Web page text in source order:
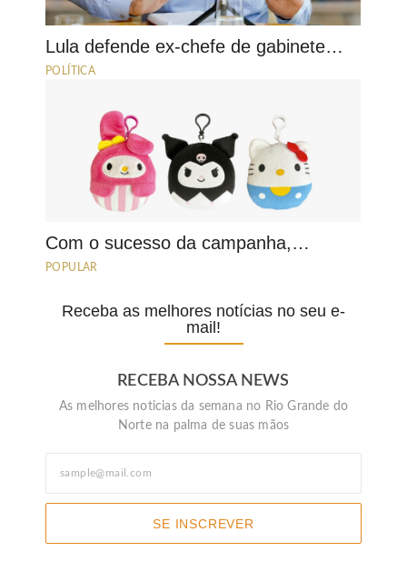
Lula defende ex-chefe de gabinete…
POLÍTICA
Com o sucesso da campanha,…
POPULAR
Receba as melhores notícias no seu e-
mail!
RECEBA NOSSA NEWS
As melhores noticias da semana no Rio Grande do
Norte na palma de suas mãos
SE INSCREVER